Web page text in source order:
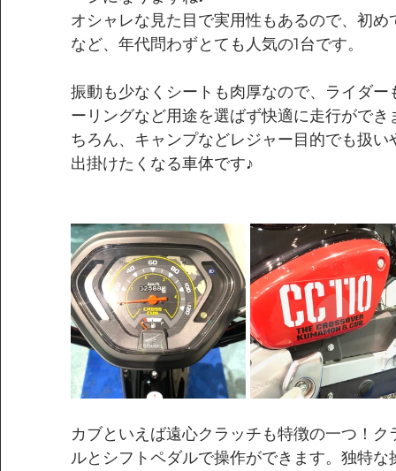
オシャレな見た目で実用性もあるので、初
など、年代問わずとても人気の1台です。
振動も少なくシートも肉厚なので、ライダ
ーリングなど用途を選ばず快適に走行がで
ちろん、キャンプなどレジャー目的でも扱
出掛けたくなる車体です♪
カブといえば遠心クラッチも特徴の一つ！
ルとシフトペダルで操作ができます。独特